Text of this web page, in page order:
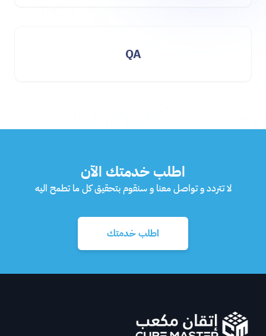
QA
اطلب خدمتك الآن
لا تتردد و تواصل معنا و سنقوم بتحقيق كل ما تطمح اليه
اطلب خدمتك